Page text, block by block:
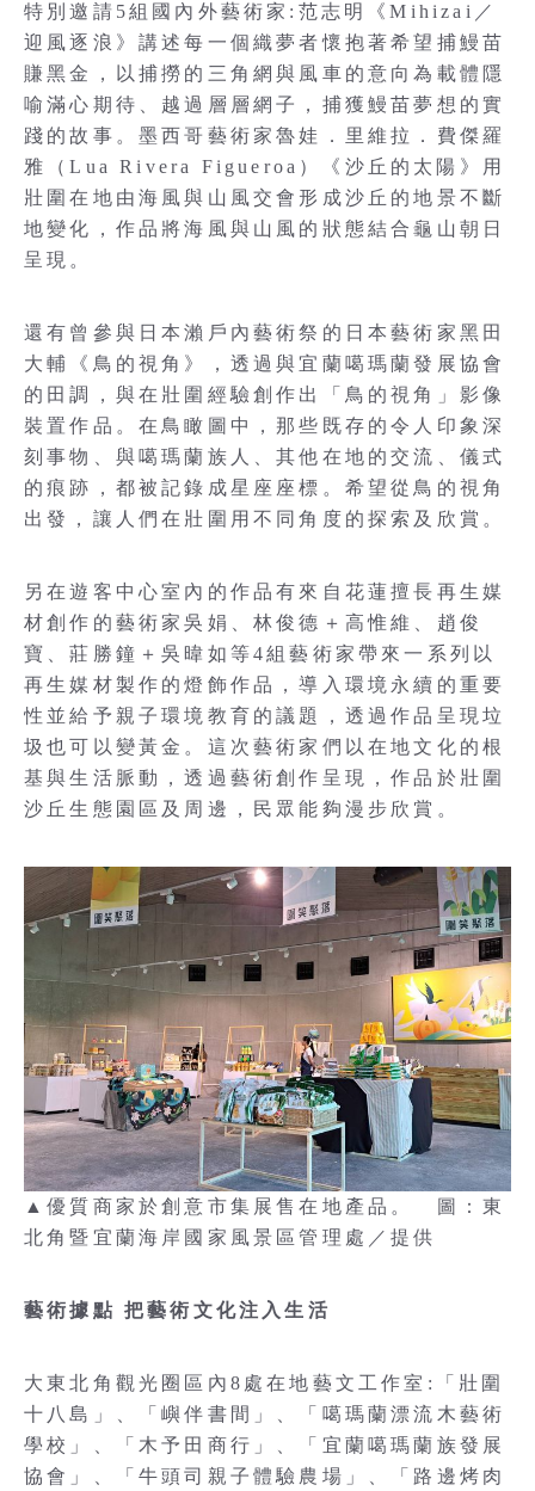
特別邀請5組國內外藝術家:范志明《Mihizai／
迎風逐浪》講述每一個織夢者懷抱著希望捕鰻苗
賺黑金，以捕撈的三角網與風車的意向為載體隱
喻滿心期待、越過層層網子，捕獲鰻苗夢想的實
踐的故事。墨西哥藝術家魯娃．里維拉．費傑羅
雅（Lua Rivera Figueroa）《沙丘的太陽》用
壯圍在地由海風與山風交會形成沙丘的地景不斷
地變化，作品將海風與山風的狀態結合龜山朝日
呈現。
還有曾參與日本瀨戶內藝術祭的日本藝術家黑田
大輔《鳥的視角》，透過與宜蘭噶瑪蘭發展協會
的田調，與在壯圍經驗創作出「鳥的視角」影像
裝置作品。在鳥瞰圖中，那些既存的令人印象深
刻事物、與噶瑪蘭族人、其他在地的交流、儀式
的痕跡，都被記錄成星座座標。希望從鳥的視角
出發，讓人們在壯圍用不同角度的探索及欣賞。
另在遊客中心室內的作品有來自花蓮擅長再生媒
材創作的藝術家吳娟、林俊德＋高惟維、趙俊
寶、莊勝鐘＋吳暐如等4組藝術家帶來一系列以
再生媒材製作的燈飾作品，導入環境永續的重要
性並給予親子環境教育的議題，透過作品呈現垃
圾也可以變黃金。這次藝術家們以在地文化的根
基與生活脈動，透過藝術創作呈現，作品於壯圍
沙丘生態園區及周邊，民眾能夠漫步欣賞。
▲優質商家於創意市集展售在地產品。 圖：東
北角暨宜蘭海岸國家風景區管理處／提供
藝術據點 把藝術文化注入生活
大東北角觀光圈區內8處在地藝文工作室:「壯圍
十八島」、「嶼伴書間」、「噶瑪蘭漂流木藝術
學校」、「木予田商行」、「宜蘭噶瑪蘭族發展
協會」、「牛頭司親子體驗農場」、「路邊烤肉